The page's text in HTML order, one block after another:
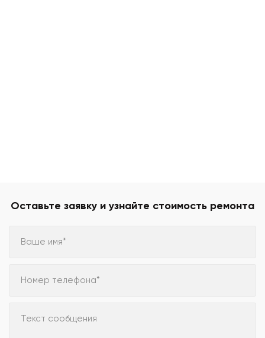
Оставьте заявку и узнайте стоимость ремонта
Ваше имя*
Номер телефона*
Текст сообщения